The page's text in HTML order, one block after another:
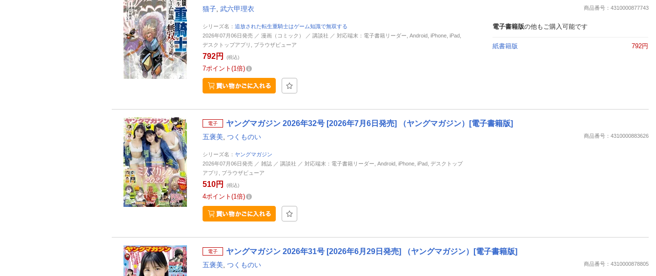
猫子 武六甲理衣 商品番号：4310000877743
シリーズ名： 追放された転生重騎士はゲーム知識で無双する
2026年07月06日発売 ／ 漫画（コミック） ／ 講談社 ／ 対応端末：電子書籍リーダー, Android, iPhone, iPad,
デスクトップアプリ, ブラウザビューア
792円 (税込)
7ポイント 1倍
電子書籍版の他もご購入可能です
紙書籍版 792円
電子 ヤングマガジン 2026年32号 [2026年7月6日発売] （ヤングマガジン）[電子書籍版]
五褒美 つくものい 商品番号：4310000883626
シリーズ名： ヤングマガジン
2026年07月06日発売 ／ 雑誌 ／ 講談社 ／ 対応端末：電子書籍リーダー, Android, iPhone, iPad, デスクトップ
アプリ, ブラウザビューア
510円 (税込)
4ポイント 1倍
電子 ヤングマガジン 2026年31号 [2026年6月29日発売] （ヤングマガジン）[電子書籍版]
五褒美 つくものい 商品番号：4310000878805